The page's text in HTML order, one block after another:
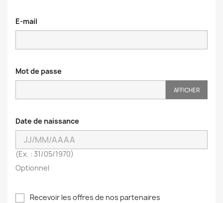
E-mail
Mot de passe
AFFICHER
Date de naissance
(Ex. : 31/05/1970)
Optionnel
Recevoir les offres de nos partenaires